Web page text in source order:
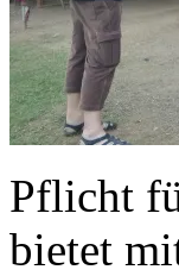
Pflicht
bietet